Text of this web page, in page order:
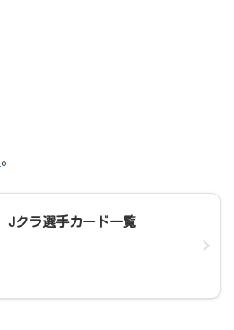
。
Jクラ選手カード一覧